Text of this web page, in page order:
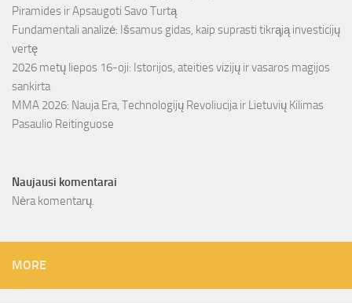
Piramides ir Apsaugoti Savo Turtą
Fundamentali analizė: Išsamus gidas, kaip suprasti tikrąją investicijų
vertę
2026 metų liepos 16-oji: Istorijos, ateities vizijų ir vasaros magijos
sankirta
MMA 2026: Nauja Era, Technologijų Revoliucija ir Lietuvių Kilimas
Pasaulio Reitinguose
Naujausi komentarai
Nėra komentarų.
MORE